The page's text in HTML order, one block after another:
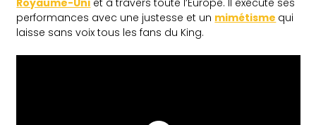
performances avec une justesse et un mimétisme qui
laisse sans voix tous les fans du King.